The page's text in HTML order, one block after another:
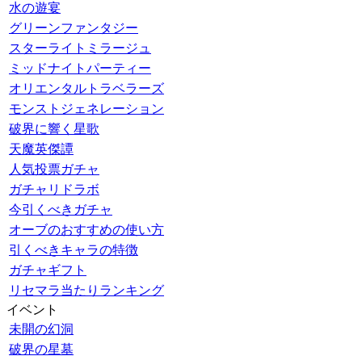
水の遊宴
グリーンファンタジー
スターライトミラージュ
ミッドナイトパーティー
オリエンタルトラベラーズ
モンストジェネレーション
破界に響く星歌
天魔英傑譚
人気投票ガチャ
ガチャリドラボ
今引くべきガチャ
オーブのおすすめの使い方
引くべきキャラの特徴
ガチャギフト
リセマラ当たりランキング
イベント
未開の幻洞
破界の星墓